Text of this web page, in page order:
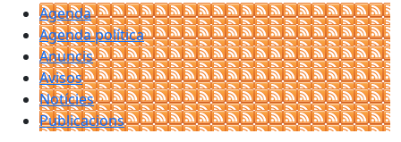
Agenda
Agenda política
Anuncis
Avisos
Notícies
Publicacions